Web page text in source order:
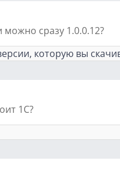
сразу 1.0.0.12?
которую вы
1С?